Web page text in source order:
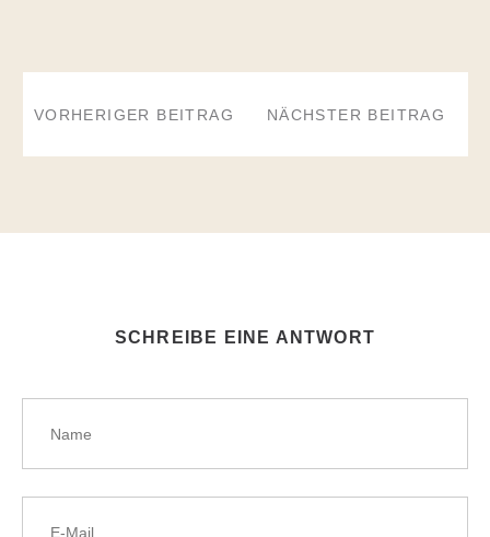
VORHERIGER BEITRAG NÄCHSTER BEITRAG
SCHREIBE EINE ANTWORT